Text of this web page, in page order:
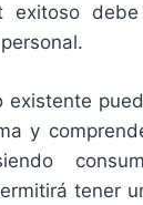
exitoso
existente
y
tener